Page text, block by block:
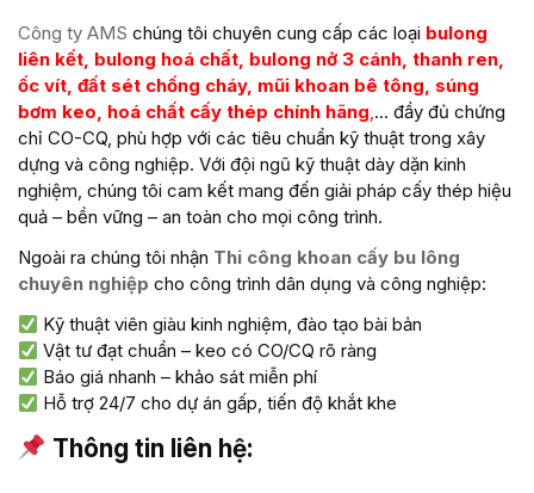
Công ty AMS chúng tôi chuyên cung cấp các loại bulong
liên kết, bulong hoá chất, bulong nở 3 cánh, thanh ren,
ốc vít, đất sét chống cháy, mũi khoan bê tông, súng
bơm keo, hoá chất cấy thép chính hãng,… đầy đủ chứng
chỉ CO-CQ, phù hợp với các tiêu chuẩn kỹ thuật trong xây
dựng và công nghiệp. Với đội ngũ kỹ thuật dày dặn kinh
nghiệm, chúng tôi cam kết mang đến giải pháp cấy thép hiệu
quả – bền vững – an toàn cho mọi công trình.
Ngoài ra chúng tôi nhận Thi công khoan cấy bu lông
chuyên nghiệp cho công trình dân dụng và công nghiệp:
Kỹ thuật viên giàu kinh nghiệm, đào tạo bài bản
Vật tư đạt chuẩn – keo có CO/CQ rõ ràng
Báo giá nhanh – khảo sát miễn phí
Hỗ trợ 24/7 cho dự án gấp, tiến độ khắt khe
Thông tin liên hệ: